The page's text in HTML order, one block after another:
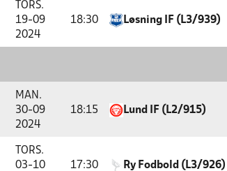
TORS.
19-09
2024
18:30 Løsning IF (L3/939)
MAN.
30-09
2024
18:15 Lund IF (L2/915)
TORS.
03-10
17:30 Ry Fodbold (L3/926)